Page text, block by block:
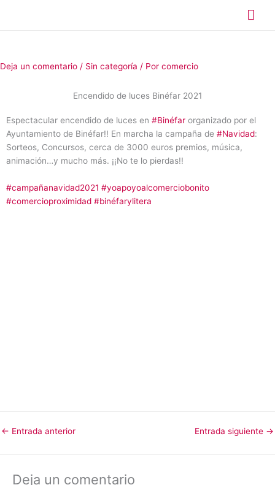
contenido
Deja un comentario / Sin categoría / Por comercio
Encendido de luces Binéfar 2021
Espectacular encendido de luces en #Binéfar organizado por el
Ayuntamiento de Binéfar!! En marcha la campaña de #Navidad:
Sorteos, Concursos, cerca de 3000 euros premios, música,
animación…y mucho más. ¡¡No te lo pierdas!!
#campañanavidad2021 #yoapoyoalcomerciobonito
#comercioproximidad #binéfarylitera
← Entrada anterior Entrada siguiente →
Deja un comentario